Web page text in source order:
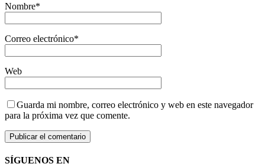
Nombre*
Correo electrónico*
Web
Guarda mi nombre, correo electrónico y web en este navegador
para la próxima vez que comente.
SÍGUENOS EN